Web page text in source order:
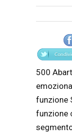
Articolo
Testo
500
funzione
funzione